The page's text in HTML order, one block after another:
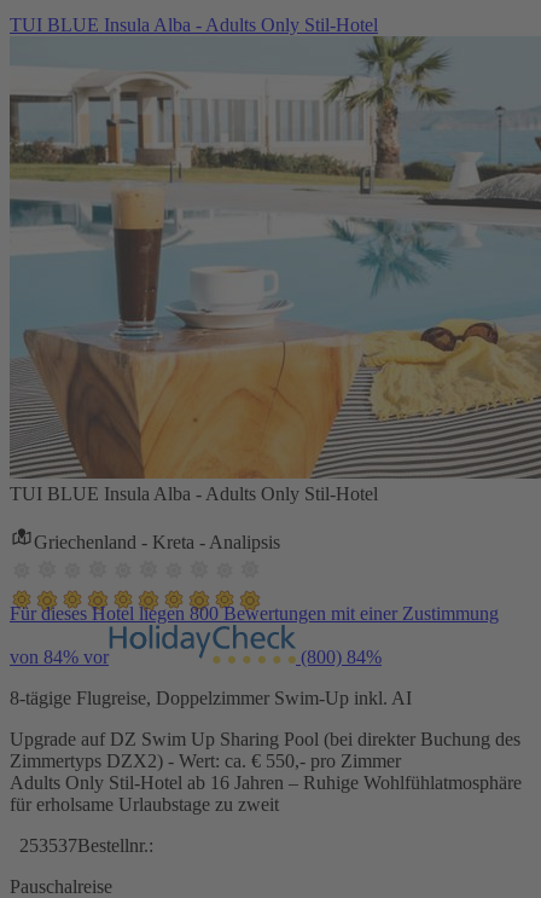
TUI BLUE Insula Alba - Adults Only Stil-Hotel
TUI BLUE Insula Alba - Adults Only Stil-Hotel
Griechenland - Kreta - Analipsis
Für dieses Hotel liegen 800 Bewertungen mit einer Zustimmung
von 84% vor (800) 84%
8-tägige Flugreise, Doppelzimmer Swim-Up inkl. AI
Upgrade auf DZ Swim Up Sharing Pool (bei direkter Buchung des
Zimmertyps DZX2) - Wert: ca. € 550,- pro Zimmer
Adults Only Stil-Hotel ab 16 Jahren – Ruhige Wohlfühlatmosphäre
für erholsame Urlaubstage zu zweit
253537Bestellnr.:
Pauschalreise